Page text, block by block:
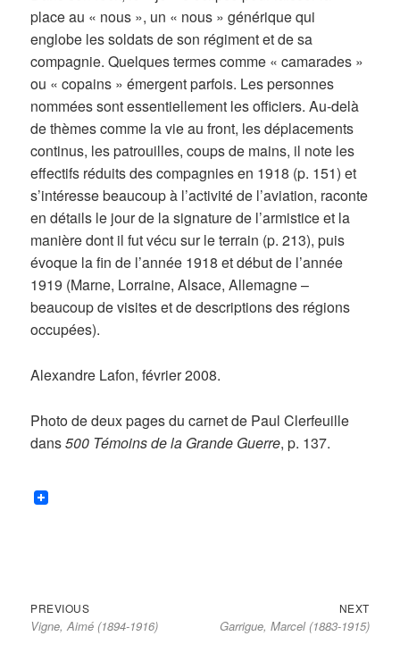
place au « nous », un « nous » générique qui
englobe les soldats de son régiment et de sa
compagnie. Quelques termes comme « camarades »
ou « copains » émergent parfois. Les personnes
nommées sont essentiellement les officiers. Au-delà
de thèmes comme la vie au front, les déplacements
continus, les patrouilles, coups de mains, il note les
effectifs réduits des compagnies en 1918 (p. 151) et
s’intéresse beaucoup à l’activité de l’aviation, raconte
en détails le jour de la signature de l’armistice et la
manière dont il fut vécu sur le terrain (p. 213), puis
évoque la fin de l’année 1918 et début de l’année
1919 (Marne, Lorraine, Alsace, Allemagne –
beaucoup de visites et de descriptions des régions
occupées).
Alexandre Lafon, février 2008.
Photo de deux pages du carnet de Paul Clerfeuille
dans500 Témoins de la Grande Guerre, p. 137.
Navigation
de
PREVIOUSPrevious
post:
Vigne, Aimé (1894-1916)
NEXTNext
post:
Garrigue, Marcel (1883-1915)